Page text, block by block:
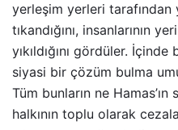
yerleşim yerleri
tıkandığını, insanlarının
yıkıldığını gördüler.
siyasi bir çözüm bulma
Tüm bunların ne Hamas’ın
halkının toplu olarak